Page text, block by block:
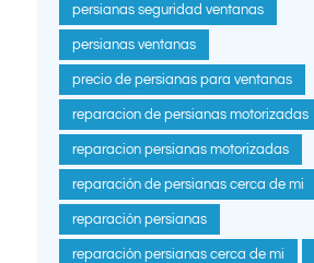
persianas seguridad ventanas
persianas ventanas
precio de persianas para ventanas
reparacion de persianas motorizadas
reparacion persianas motorizadas
reparación de persianas cerca de mi
reparación persianas
reparación persianas cerca de mi